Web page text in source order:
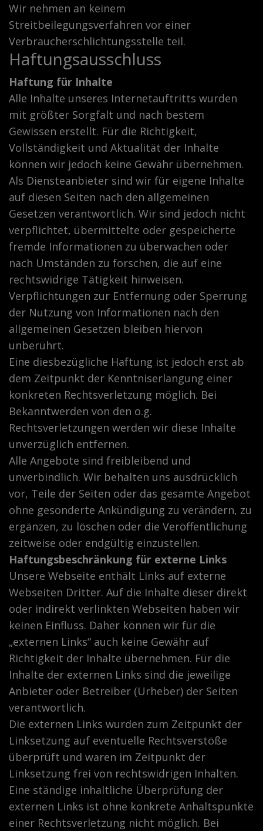
Wir nehmen an keinem
Streitbeilegungsverfahren vor einer
Verbraucherschlichtungsstelle teil.
Haftungsausschluss
Haftung für Inhalte
Alle Inhalte unseres Internetauftritts wurden
mit größter Sorgfalt und nach bestem
Gewissen erstellt. Für die Richtigkeit,
Vollständigkeit und Aktualität der Inhalte
können wir jedoch keine Gewähr übernehmen.
Als Diensteanbieter sind wir für eigene Inhalte
auf diesen Seiten nach den allgemeinen
Gesetzen verantwortlich. Wir sind jedoch nicht
verpflichtet, übermittelte oder gespeicherte
fremde Informationen zu überwachen oder
nach Umständen zu forschen, die auf eine
rechtswidrige Tätigkeit hinweisen.
Verpflichtungen zur Entfernung oder Sperrung
der Nutzung von Informationen nach den
allgemeinen Gesetzen bleiben hiervon
unberührt.
Eine diesbezügliche Haftung ist jedoch erst ab
dem Zeitpunkt der Kenntniserlangung einer
konkreten Rechtsverletzung möglich. Bei
Bekanntwerden von den o.g.
Rechtsverletzungen werden wir diese Inhalte
unverzüglich entfernen.
Alle Angebote sind freibleibend und
unverbindlich. Wir behalten uns ausdrücklich
vor, Teile der Seiten oder das gesamte Angebot
ohne gesonderte Ankündigung zu verändern, zu
ergänzen, zu löschen oder die Veröffentlichung
zeitweise oder endgültig einzustellen.
Haftungsbeschränkung für externe Links
Unsere Webseite enthält Links auf externe
Webseiten Dritter. Auf die Inhalte dieser direkt
oder indirekt verlinkten Webseiten haben wir
keinen Einfluss. Daher können wir für die
„externen Links“ auch keine Gewähr auf
Richtigkeit der Inhalte übernehmen. Für die
Inhalte der externen Links sind die jeweilige
Anbieter oder Betreiber (Urheber) der Seiten
verantwortlich.
Die externen Links wurden zum Zeitpunkt der
Linksetzung auf eventuelle Rechtsverstöße
überprüft und waren im Zeitpunkt der
Linksetzung frei von rechtswidrigen Inhalten.
Eine ständige inhaltliche Überprüfung der
externen Links ist ohne konkrete Anhaltspunkte
einer Rechtsverletzung nicht möglich. Bei